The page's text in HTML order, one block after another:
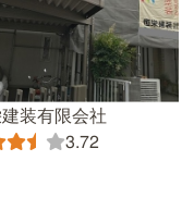
装有限会社
3.72